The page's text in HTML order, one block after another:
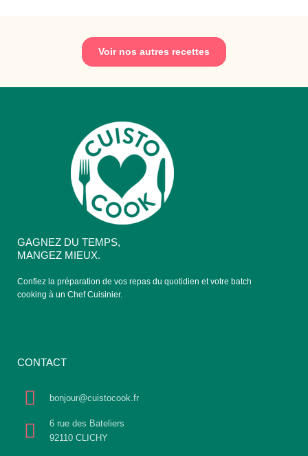
Voir nos autres recettes
GAGNEZ DU TEMPS,
MANGEZ MIEUX.
Confiez la préparation de vos repas du quotidien et votre batch
cooking à un Chef Cuisinier.
CONTACT
bonjour@cuistocook.fr
6 rue des Bateliers
92110 CLICHY